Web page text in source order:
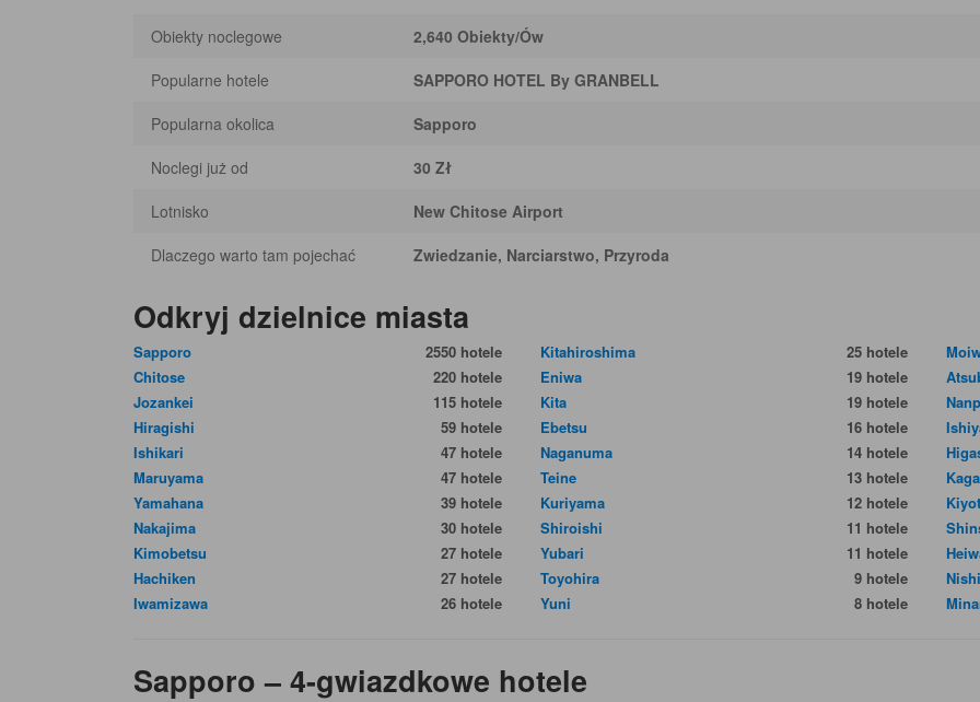
Obiekty noclegowe
2,640 Obiekty/ów
Popularne hotele
SAPPORO HOTEL By GRANBELL
Popularna okolica
Sapporo
Noclegi już od
30 Zł
Lotnisko
New Chitose Airport
Dlaczego warto tam pojechać
Zwiedzanie, Narciarstwo, Przyroda
Odkryj dzielnice miasta
Sapporo
2550 hotele
Chitose
220 hotele
Jozankei
115 hotele
Hiragishi
59 hotele
Ishikari
47 hotele
Maruyama
47 hotele
Yamahana
39 hotele
Nakajima
30 hotele
Kimobetsu
27 hotele
Hachiken
27 hotele
Iwamizawa
26 hotele
Kitahiroshima
25 hotele
Eniwa
19 hotele
Kita
19 hotele
Ebetsu
16 hotele
Naganuma
14 hotele
Teine
13 hotele
Kuriyama
12 hotele
Shiroishi
11 hotele
Yubari
11 hotele
Toyohira
9 hotele
Yuni
8 hotele
Sapporo – 4-gwiazdkowe hotele